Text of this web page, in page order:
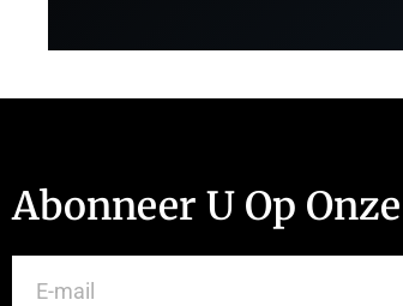
Abonneer U Op